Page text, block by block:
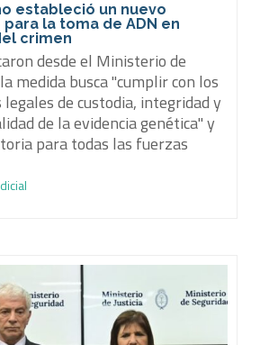
estableció un nuevo
la toma de ADN en
crimen
desde el Ministerio de
medida busca "cumplir con los
de custodia, integridad y
de la evidencia genética" y
para todas las fuerzas